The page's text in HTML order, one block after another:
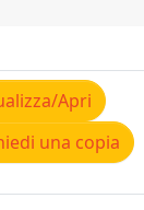
Apri
una copia